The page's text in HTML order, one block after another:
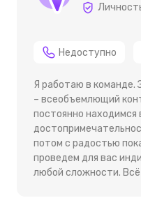
Недоступно
Я работаю в команде.
– всеобъемлющий
постоянно находимся
потом с радостью
проведем для вас
любой сложности.